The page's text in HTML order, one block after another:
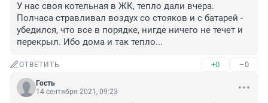
У нас своя котельная в ЖК, тепло дали вчера.
Полчаса стравливал воздух со стояков и с батарей -
убедился, что все в порядке, нигде ничего не течет и
перекрыл. Ибо дома и так тепло...
ОТВЕТИТЬ +0 –0
Гость
14 сентября 2021, 09:23